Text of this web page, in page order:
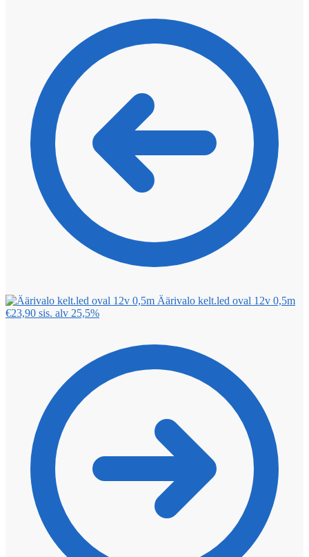
Äärivalo kelt.led oval 12v 0,5m
€23,90 sis. alv 25,5%